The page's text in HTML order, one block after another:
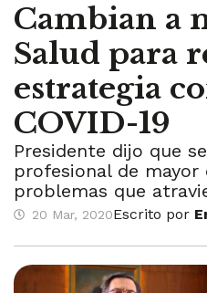
Cambian a
Salud para
estrategia
COVID-19
Presidente dijo que
profesional de mayor
problemas que
20 Mar, 2020Escrito por